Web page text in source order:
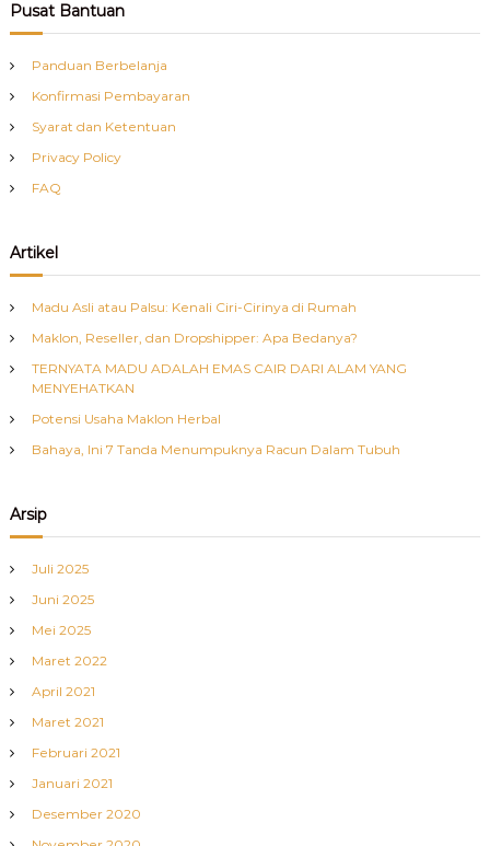
Pusat Bantuan
Panduan Berbelanja
Konfirmasi Pembayaran
Syarat dan Ketentuan
Privacy Policy
FAQ
Artikel
Madu Asli atau Palsu: Kenali Ciri-Cirinya di Rumah
Maklon, Reseller, dan Dropshipper: Apa Bedanya?
TERNYATA MADU ADALAH EMAS CAIR DARI ALAM YANG
MENYEHATKAN
Potensi Usaha Maklon Herbal
Bahaya, Ini 7 Tanda Menumpuknya Racun Dalam Tubuh
Arsip
Juli 2025
Juni 2025
Mei 2025
Maret 2022
April 2021
Maret 2021
Februari 2021
Januari 2021
Desember 2020